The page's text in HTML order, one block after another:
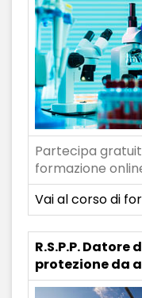
Partecipa
formazione
Vai al corso di
R.S.P.P. Datore
protezione da